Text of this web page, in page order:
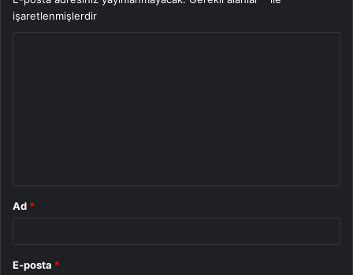
işaretlenmişlerdir
Ad *
E-posta *